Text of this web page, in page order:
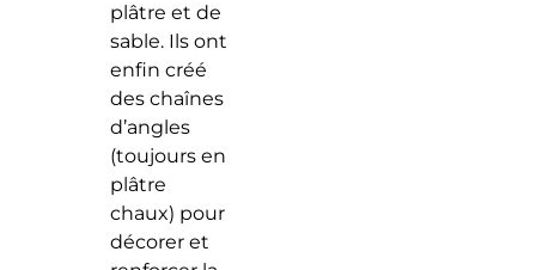
plâtre et de
sable. Ils ont
enfin créé
des chaînes
d’angles
(toujours en
plâtre
chaux) pour
décorer et